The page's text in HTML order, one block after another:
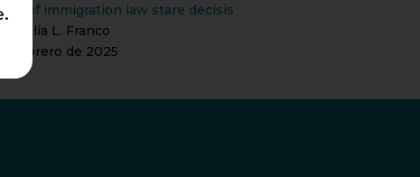
of immigration law stare decisis
Delia L. Franco
febrero de 2025